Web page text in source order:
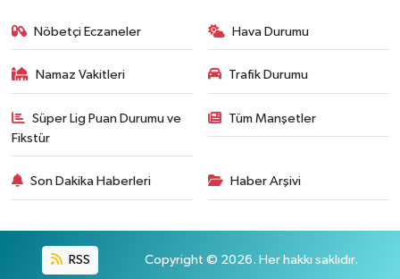
Nöbetçi Eczaneler Hava Durumu
Namaz Vakitleri Trafik Durumu
Süper Lig Puan Durumu ve
Fikstür
Tüm Manşetler
Son Dakika Haberleri Haber Arşivi
RSS Copyright © 2026. Her hakkı saklıdır.